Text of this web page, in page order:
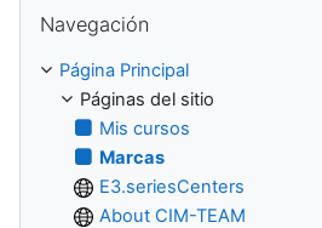
Navegación
Página Principal
Páginas del sitio
Mis cursos
Marcas
E3.seriesCenters
About CIM-TEAM